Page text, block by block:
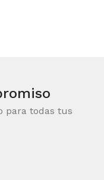
para todas tus